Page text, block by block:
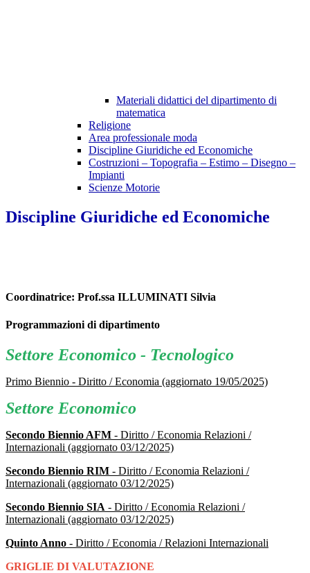
Materiali didattici del dipartimento di
matematica
Religione
Area professionale moda
Discipline Giuridiche ed Economiche
Costruzioni – Topografia – Estimo – Disegno –
Impianti
Scienze Motorie
Discipline Giuridiche ed Economiche
Coordinatrice: Prof.ssa ILLUMINATI Silvia
Programmazioni di dipartimento
Settore Economico - Tecnologico
Primo Biennio - Diritto / Economia (aggiornato 19/05/2025)
Settore Economico
Secondo Biennio AFM - Diritto / Economia Relazioni /
Internazionali (aggiornato 03/12/2025)
Secondo Biennio RIM - Diritto / Economia Relazioni /
Internazionali (aggiornato 03/12/2025)
Secondo Biennio SIA - Diritto / Economia Relazioni /
Internazionali (aggiornato 03/12/2025)
Quinto Anno - Diritto / Economia / Relazioni Internazionali
GRIGLIE DI VALUTAZIONE